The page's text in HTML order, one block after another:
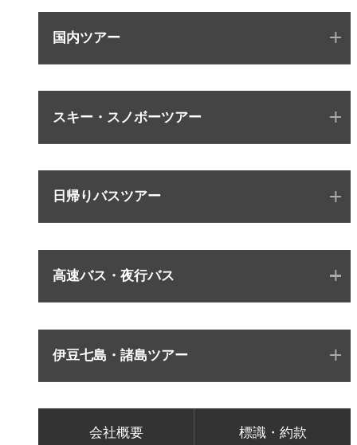
国内ツアー
スキー・スノボーツアー
日帰りバスツアー
高速バス・夜行バス
伊豆七島・諸島ツアー
会社概要 標識・約款